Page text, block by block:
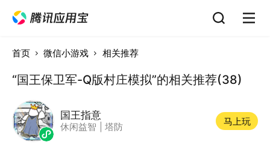
首页 微信小游戏 相关推荐
“国王保卫军-Q版村庄模拟”的相关推荐(38)
国王指意
休闲益智 塔防
马上玩